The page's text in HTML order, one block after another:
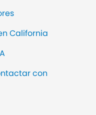
California
con